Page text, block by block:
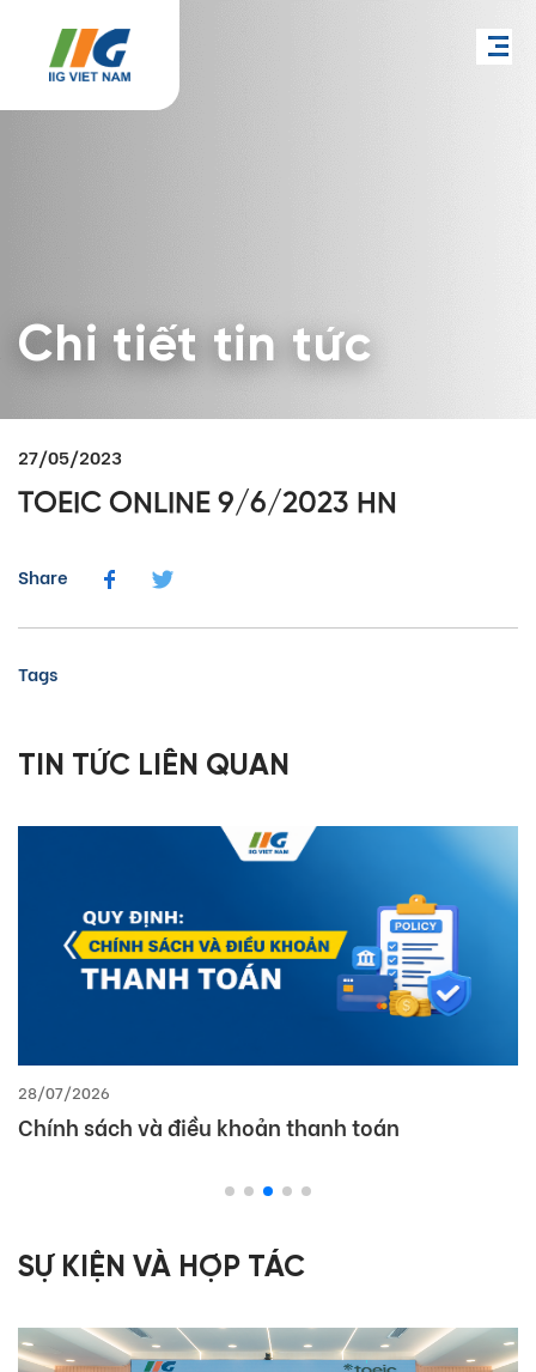
Chi tiết tin tức
27/05/2023
TOEIC ONLINE 9/6/2023 HN
Share
Tags
TIN TỨC LIÊN QUAN
28/07/2026
Chính sách và điều khoản thanh toán
SỰ KIỆN VÀ HỢP TÁC